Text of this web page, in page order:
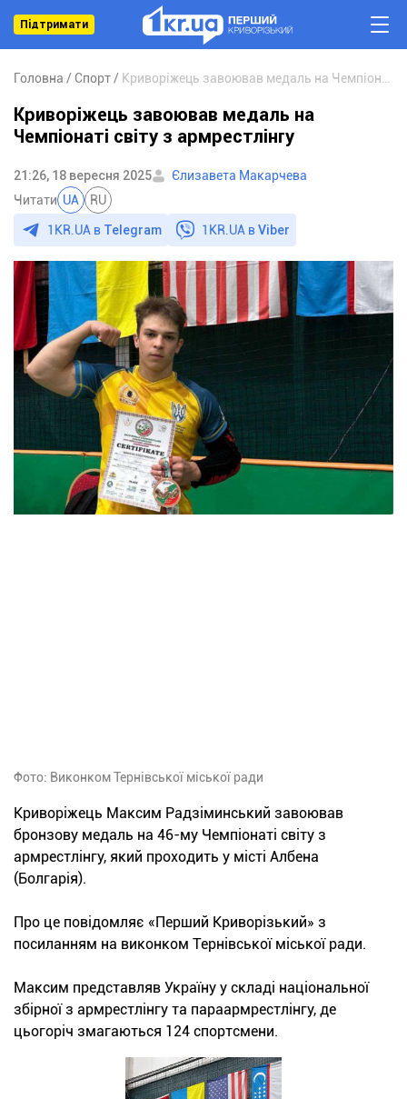
Підтримати
Головна Спорт
Криворіжець завоював медаль на
Чемпіонаті світу з армрестлінгу
21:26, 18 вересня 2025
Єлизавета Макарчева
Читати UA RU
1KR.UA в Telegram 1KR.UA вViber
Фото: Виконком Тернівської міської ради
Криворіжець Максим Радзіминський завоював
бронзову медаль на 46-му Чемпіонаті світу з
армрестлінгу, який проходить у місті Албена
(Болгарія).
Про це повідомляє «Перший Криворізький» з
посиланням на виконком Тернівської міської ради.
Максим представляв Україну у складі національної
збірної з армрестлінгу та параармрестлінгу, де
цьогоріч змагаються 124 спортсмени.